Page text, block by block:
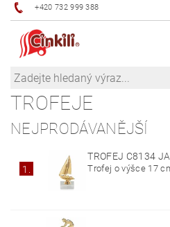
+420 732 999 388
TROFEJE
NEJPRODÁVANĚJŠÍ
1.
TROFEJ C8134
Trofej o výšce 17